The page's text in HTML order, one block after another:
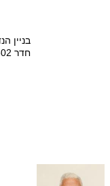
בניין
חדר 502